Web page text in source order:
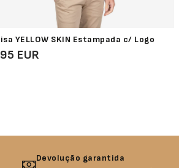
YELLOW SKIN Estampada c/ Logo
EUR
Devolução garantida